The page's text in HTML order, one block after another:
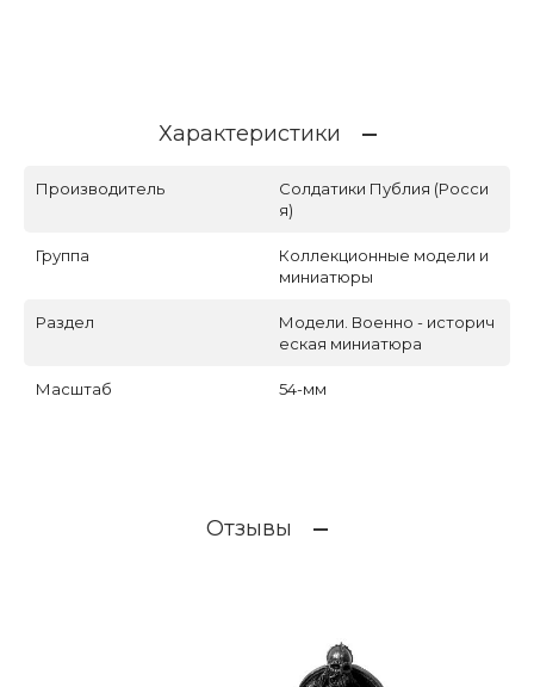
Характеристики
Производитель
Солдатики Публия (Росси
я)
Группа
Коллекционные модели и
миниатюры
Раздел
Модели. Военно - историч
еская миниатюра
Масштаб 54-мм
Отзывы